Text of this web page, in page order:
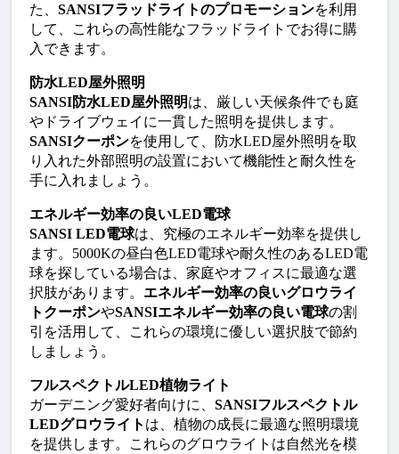
た、 SANSIフラッドライトのプロモーションを利用
して、これらの高性能なフラッドライトでお得に購
入できます。
防水LED屋外照明
SANSI防水LED屋外照明は、厳しい天候条件でも庭
やドライブウェイに一貫した照明を提供します。
SANSIクーポンを使用して、防水LED屋外照明を取
り入れた外部照明の設置において機能性と耐久性を
手に入れましょう。
エネルギー効率の良いLED電球
SANSI LED電球は、究極のエネルギー効率を提供し
ます。5000Kの昼白色LED電球や耐久性のあるLED電
球を探している場合は、家庭やオフィスに最適な選
択肢があります。 エネルギー効率の良いグロウライ
トクーポンやSANSIエネルギー効率の良い電球の割
引を活用して、これらの環境に優しい選択肢で節約
しましょう。
フルスペクトルLED植物ライト
ガーデニング愛好者向けに、 SANSIフルスペクトル
LEDグロウライト は、植物の成長に最適な照明環境
を提供します。これらのグロウライトは自然光を模